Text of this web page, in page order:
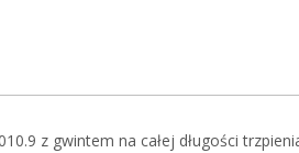
z gwintem na całej długości